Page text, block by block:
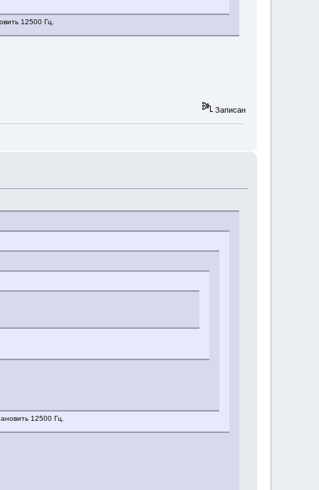
12500 Гц.
Записан
12500 Гц.